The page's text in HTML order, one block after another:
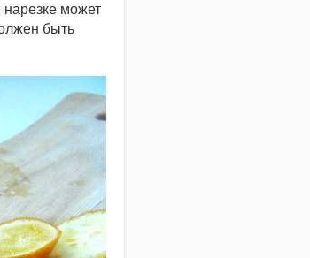
может
быть